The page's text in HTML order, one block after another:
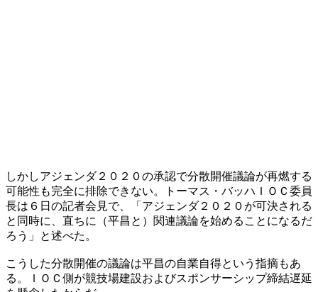
しかしアジェンダ２０２０の承認で分散開催議論が再燃する
可能性も完全に排除できない。トーマス・バッハＩＯＣ委員
長は６日の記者会見で、「アジェンダ２０２０が可決される
と同時に、直ちに（平昌と）関連議論を始めることになるだ
ろう」と述べた。
こうした分散開催の議論は平昌の自業自得という指摘もあ
る。ＩＯＣ側が競技場建設およびスポンサーシップ締結遅延